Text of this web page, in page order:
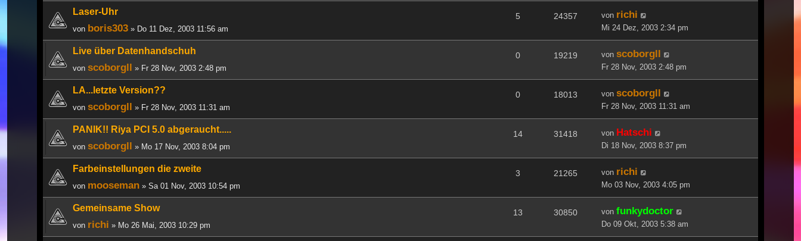
Laser-Uhr
von boris303 » Do 11 Dez, 2003 11:56 am
5 24357 von richi
Mi 24 Dez, 2003 2:34 pm
Live über Datenhandschuh
von scoborgll » Fr 28 Nov, 2003 2:48 pm
0 19219 von scoborgll
Fr 28 Nov, 2003 2:48 pm
LA...letzte Version??
von scoborgll » Fr 28 Nov, 2003 11:31 am
0 18013 von scoborgll
Fr 28 Nov, 2003 11:31 am
PANIK!! Riya PCI 5.0 abgeraucht.....
von scoborgll » Mo 17 Nov, 2003 8:04 pm
14 31418 von Hatschi
Di 18 Nov, 2003 8:37 pm
Farbeinstellungen die zweite
von mooseman » Sa 01 Nov, 2003 10:54 pm
3 21265 von richi
Mo 03 Nov, 2003 4:05 pm
Gemeinsame Show
von richi » Mo 26 Mai, 2003 10:29 pm
13 30850 von funkydoctor
Do 09 Okt, 2003 5:38 am